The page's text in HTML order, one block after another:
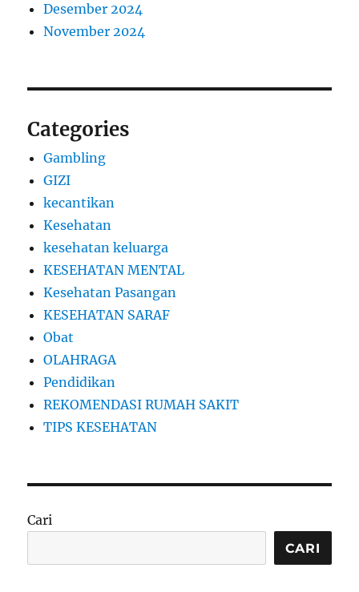
Desember 2024
November 2024
Categories
Gambling
GIZI
kecantikan
Kesehatan
kesehatan keluarga
KESEHATAN MENTAL
Kesehatan Pasangan
KESEHATAN SARAF
Obat
OLAHRAGA
Pendidikan
REKOMENDASI RUMAH SAKIT
TIPS KESEHATAN
Cari
CARI